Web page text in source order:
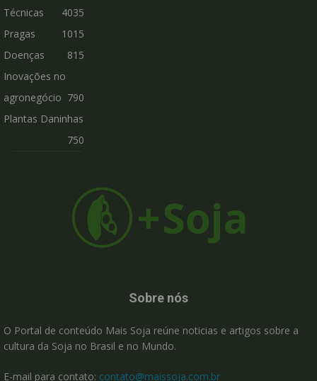
Técnicas
4035
Pragas
1015
Doenças
815
Inovações no
agronegócio 790
Plantas Daninhas
750
Sobre nós
O Portal de conteúdo Mais Soja reúne noticias e artigos sobre a
cultura da Soja no Brasil e no Mundo.
E-mail para contato: contato@maissoja.com.br